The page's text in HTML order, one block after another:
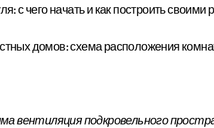
с чего начать и как построить
домов: схема расположения
вентиляция подкровельного